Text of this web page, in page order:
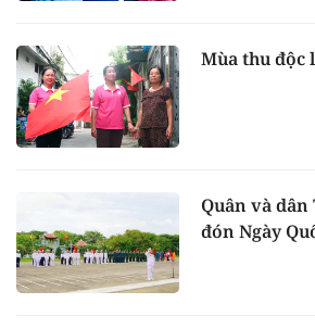
Mùa thu độc
Quân và
đón Ngày